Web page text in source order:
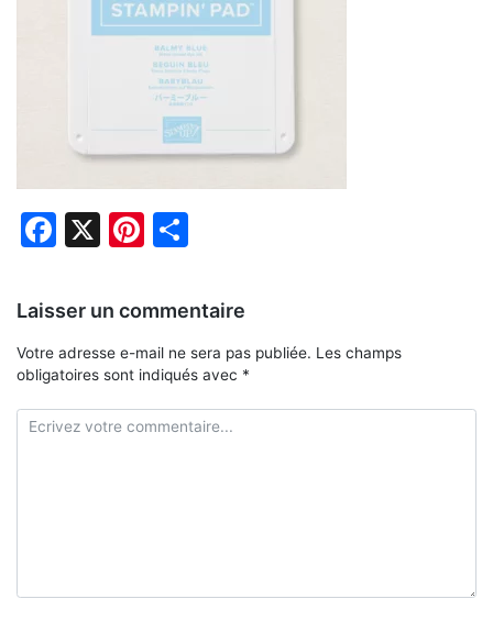
Facebook
X Pinterest
Laisser un commentaire
Votre adresse e-mail ne sera pas publiée. Les champs
obligatoires sont indiqués avec *